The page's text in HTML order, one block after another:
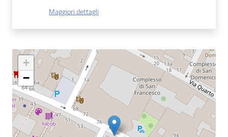
Chiedi al
bibliotecario
Avvisi
Orari
Maggiori dettagli
+
−